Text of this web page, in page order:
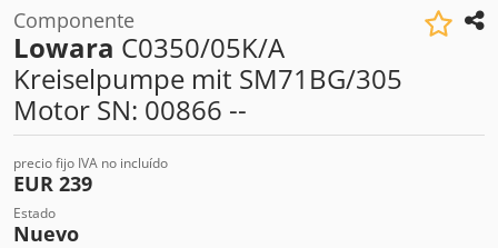
Componente
Lowara C0350/05K/A
Kreiselpumpe mit SM71BG/305
Motor SN: 00866 --
precio fijo IVA no incluído
EUR 239
Estado
Nuevo